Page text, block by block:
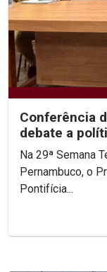
Conferência
debate a
Na 29ª Semana
Pernambuco, o
Pontifícia...